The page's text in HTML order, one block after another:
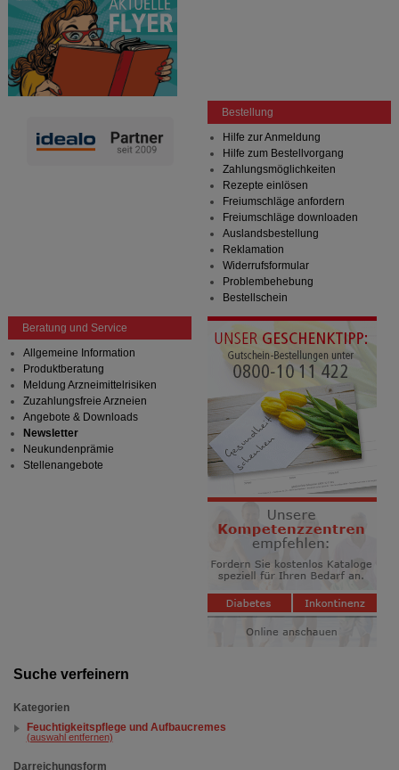
Suche verfeinern
Kategorien
Feuchtigkeitspflege und Aufbaucremes
(auswahl entfernen)
Darreichungsform
Bestellung
Hilfe zur Anmeldung
Hilfe zum Bestellvorgang
Zahlungsmöglichkeiten
Rezepte einlösen
Freiumschläge anfordern
Freiumschläge downloaden
Auslandsbestellung
Reklamation
Widerrufsformular
Problembehebung
Bestellschein
Beratung und Service
Allgemeine Information
Produktberatung
Meldung Arzneimittelrisiken
Zuzahlungsfreie Arzneien
Angebote & Downloads
Newsletter
Neukundenprämie
Stellenangebote